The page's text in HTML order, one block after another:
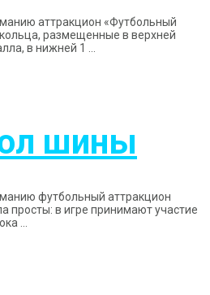
аттракцион «Футбольный
размещенные в верхней
в нижней 1 ...
шины
футбольный аттракцион
просты: в игре принимают участие
...